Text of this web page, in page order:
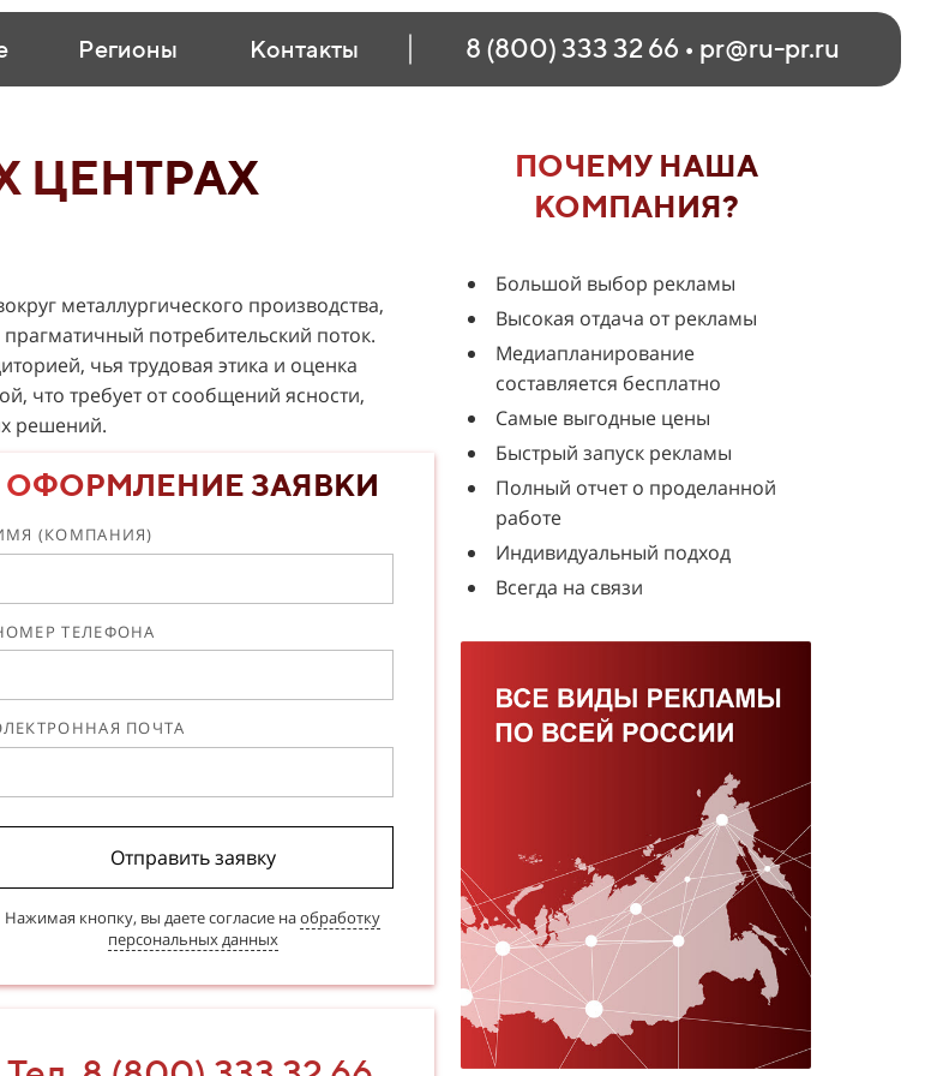
Регионы Контакты 8 (800) 333 32 66 • pr@ru-pr.ru
ЦЕНТРАХ
металлургического производства,
потребительский поток.
чья трудовая этика и оценка
что требует от сообщений ясности,
решений.
ОФОРМЛЕНИЕ ЗАЯВКИ
(КОМПАНИЯ)
ТЕЛЕФОНА
ПОЧТА
Отправить заявку
Нажимая кнопку, вы даете согласие наобработку
персональных данных
ПОЧЕМУ НАША
КОМПАНИЯ?
Большой выбор рекламы
Высокая отдача от рекламы
Медиапланирование
составляется бесплатно
Самые выгодные цены
Быстрый запуск рекламы
Полный отчет о проделанной
работе
Индивидуальный подход
Всегда на связи